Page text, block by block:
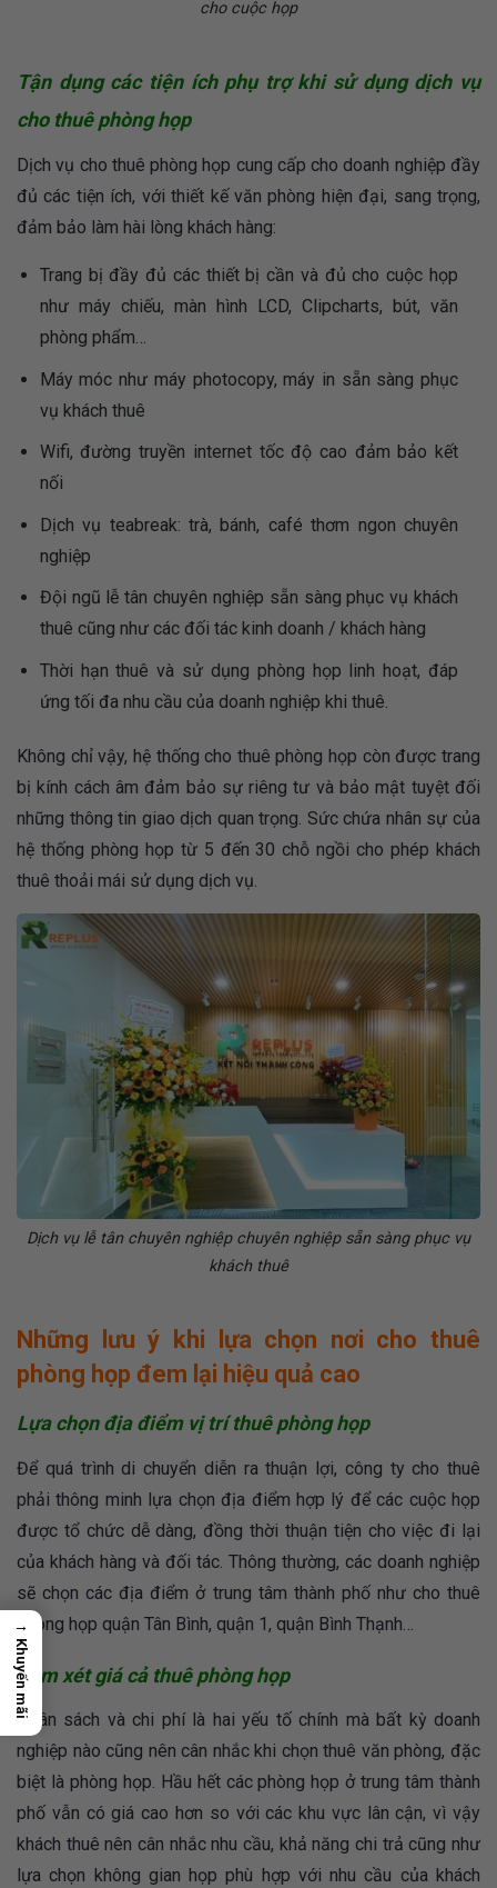
cho cuộc họp
Tận dụng các tiện ích phụ trợ khi sử dụng dịch vụ
cho thuê phòng họp
Dịch vụ cho thuê phòng họp cung cấp cho doanh nghiệp đầy
đủ các tiện ích, với thiết kế văn phòng hiện đại, sang trọng,
đảm bảo làm hài lòng khách hàng:
Trang bị đầy đủ các thiết bị cần và đủ cho cuộc họp
như máy chiếu, màn hình LCD, Clipcharts, bút, văn
phòng phẩm…
Máy móc như máy photocopy, máy in sẵn sàng phục
vụ khách thuê
Wifi, đường truyền internet tốc độ cao đảm bảo kết
nối
Dịch vụ teabreak: trà, bánh, café thơm ngon chuyên
nghiệp
Đội ngũ lễ tân chuyên nghiệp sẵn sàng phục vụ khách
thuê cũng như các đối tác kinh doanh / khách hàng
Thời hạn thuê và sử dụng phòng họp linh hoạt, đáp
ứng tối đa nhu cầu của doanh nghiệp khi thuê.
Không chỉ vậy, hệ thống cho thuê phòng họp còn được trang
bị kính cách âm đảm bảo sự riêng tư và bảo mật tuyệt đối
những thông tin giao dịch quan trọng. Sức chứa nhân sự của
hệ thống phòng họp từ 5 đến 30 chỗ ngồi cho phép khách
thuê thoải mái sử dụng dịch vụ.
Dịch vụ lễ tân chuyên nghiệp chuyên nghiệp sẵn sàng phục vụ
khách thuê
Những lưu ý khi lựa chọn nơi cho thuê
phòng họp đem lại hiệu quả cao
Lựa chọn địa điểm vị trí thuê phòng họp
Để quá trình di chuyển diễn ra thuận lợi, công ty cho thuê
phải thông minh lựa chọn địa điểm hợp lý để các cuộc họp
được tổ chức dễ dàng, đồng thời thuận tiện cho việc đi lại
của khách hàng và đối tác. Thông thường, các doanh nghiệp
sẽ chọn các địa điểm ở trung tâm thành phố như cho thuê
phòng họp quận Tân Bình, quận 1, quận Bình Thạnh…
Xem xét giá cả thuê phòng họp
Ngân sách và chi phí là hai yếu tố chính mà bất kỳ doanh
nghiệp nào cũng nên cân nhắc khi chọn thuê văn phòng, đặc
biệt là phòng họp. Hầu hết các phòng họp ở trung tâm thành
phố vẫn có giá cao hơn so với các khu vực lân cận, vì vậy
khách thuê nên cân nhắc nhu cầu, khả năng chi trả cũng như
lựa chọn không gian họp phù hợp với nhu cầu của khách
→
Khuyến mãi